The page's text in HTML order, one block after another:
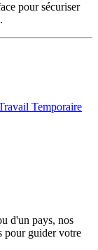
pour sécuriser
Temporaire
d'un pays, nos
pour guider votre